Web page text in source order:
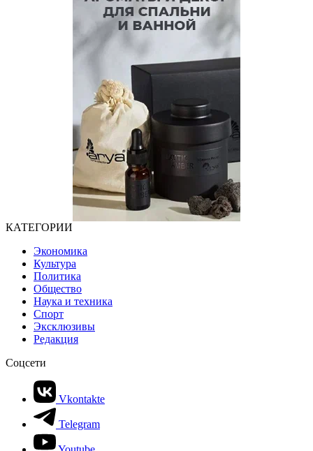
КАТЕГОРИИ
Экономика
Культура
Политика
Общество
Наука и техника
Спорт
Эксклюзивы
Редакция
Соцсети
Vkontakte
Telegram